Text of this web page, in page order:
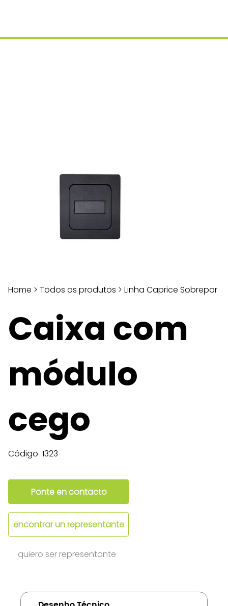
Home > Todos os produtos > Linha Caprice Sobrepor
Caixa com
módulo
cego
Código 1323
Ponte en contacto
encontrar un representante
quiero ser representante